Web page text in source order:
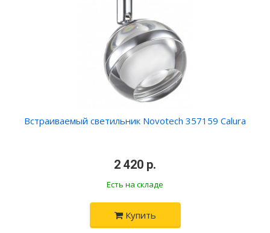
Встраиваемый светильник Novotech 357159 Calura
2 420 р.
Есть на складе
Купить